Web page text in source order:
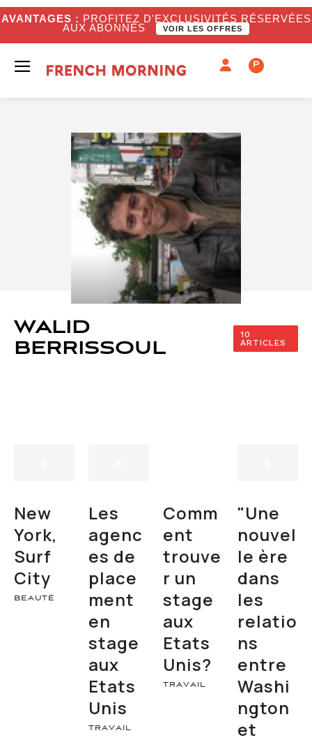
AVANTAGES : PROFITEZ D'EXCLUSIVITÉS RÉSERVÉES
AUX ABONNÉS VOIR LES OFFRES
P
WALID
BERRISSOUL
10
ARTICLES
New
York,
Surf
City
BEAUTÉ
Les
agenc
es de
place
ment
en
stage
aux
Etats
Unis
TRAVAIL
Comm
ent
trouve
r un
stage
aux
Etats
Unis?
TRAVAIL
"Une
nouvel
le ère
dans
les
relatio
ns
entre
Washi
ngton
et